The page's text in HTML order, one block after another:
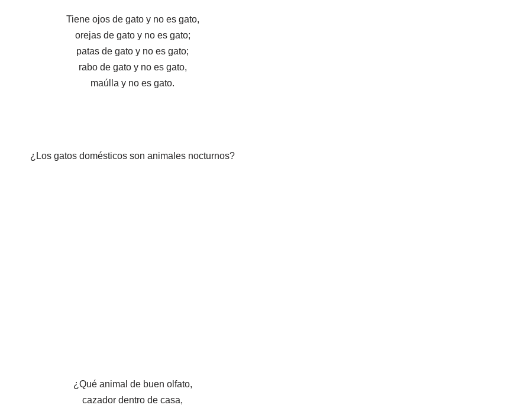
Tiene ojos de gato y no es gato,
orejas de gato y no es gato;
patas de gato y no es gato;
rabo de gato y no es gato,
maúlla y no es gato.
¿Los gatos domésticos son animales nocturnos?
¿Qué animal de buen olfato,
cazador dentro de casa,